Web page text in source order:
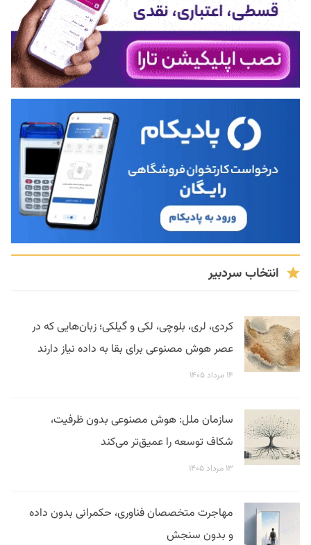
انتخاب سردبیر
کردی، لری، بلوچی، لکی و گیلکی؛ زبان‌هایی که در
عصر هوش مصنوعی برای بقا به داده نیاز دارند
۱۴ مرداد ۱۴۰۵
سازمان ملل: هوش مصنوعی بدون ظرفیت،
شکاف توسعه را عمیق‌تر می‌کند
۱۳ مرداد ۱۴۰۵
مهاجرت متخصصان فناوری، حکمرانی بدون داده
و بدون سنجش